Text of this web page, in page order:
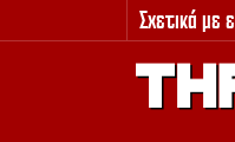
Σχετικά με